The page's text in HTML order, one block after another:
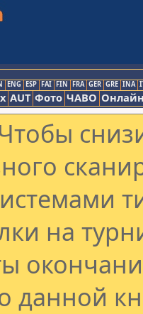
ENG ESP FAI FIN FRA GER GRE INA
AUT Фото ЧАВО
на
данной